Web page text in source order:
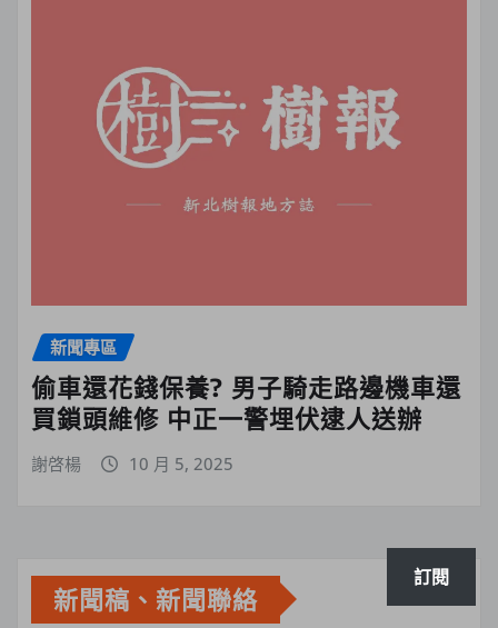
新聞專區
偷車還花錢保養? 男子騎走路邊機車還
買鎖頭維修 中正一警埋伏逮人送辦
謝啓楊 10 月 5, 2025
新聞稿、新聞聯絡
訂閱